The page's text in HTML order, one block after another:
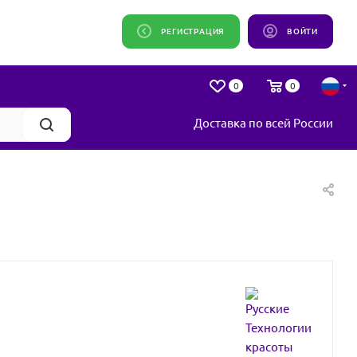
ВОЙТИ
РЕГИСТРАЦИЯ
0 0
Доставка по всей России